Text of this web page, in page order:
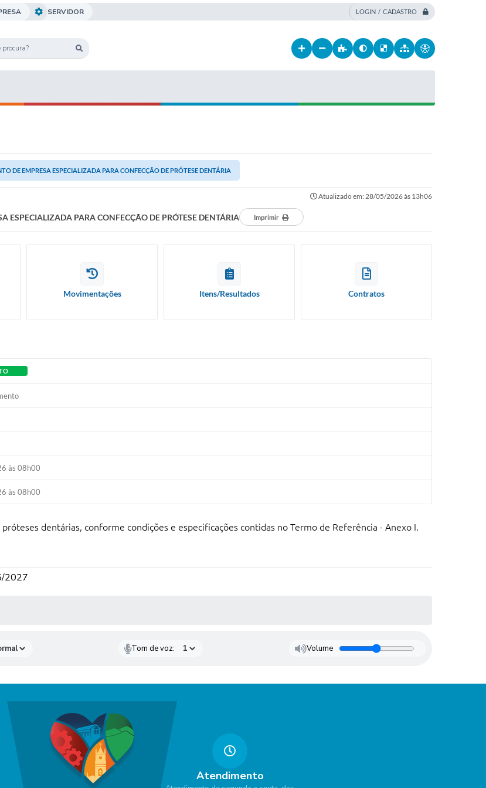
LOGIN / CADASTRO
SERVIDOR
DE EMPRESA ESPECIALIZADA PARA CONFECÇÃO DE PRÓTESE DENTÁRIA
Atualizado em: 28/05/2026 às 13h06
ESPECIALIZADA PARA CONFECÇÃO DE PRÓTESE DENTÁRIA Imprimir
Movimentações Itens/Resultados Contratos
às 08h00
às 08h00
dentárias, conforme condições e especificações contidas no Termo de Referência - Anexo I.
2027
Tom de voz: Volume
Atendimento